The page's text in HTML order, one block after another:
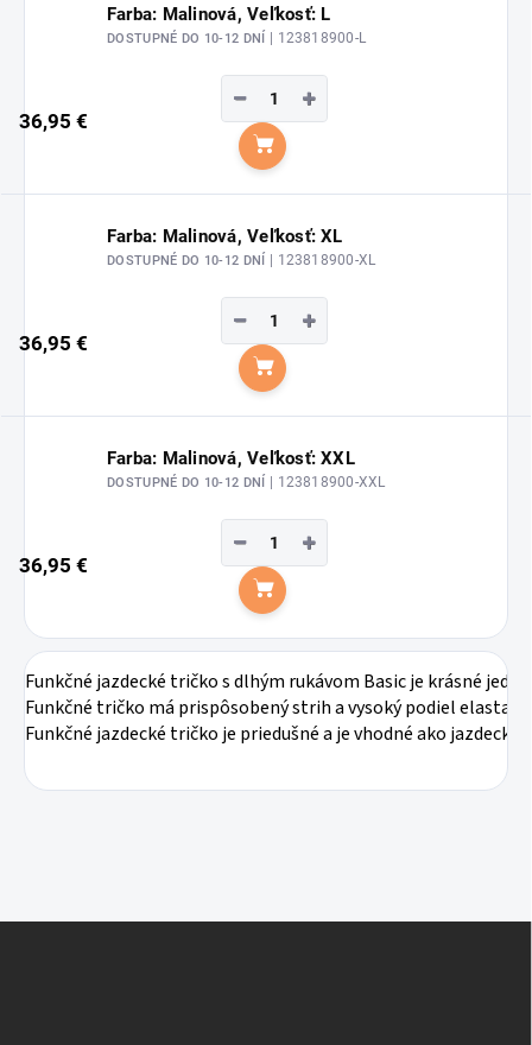
Farba: Malinová, Veľkosť: L
DOSTUPNÉ DO 10-12 DNÍ | 123818900-L
36,95 €
+
−
Do košíka
Farba: Malinová, Veľkosť: XL
DOSTUPNÉ DO 10-12 DNÍ | 123818900-XL
36,95 €
+
−
Do košíka
Farba: Malinová, Veľkosť: XXL
DOSTUPNÉ DO 10-12 DNÍ | 123818900-XXL
36,95 €
+
−
Do košíka
Funkčné jazdecké tričko s dlhým rukávom Basic je krásné
Funkčné tričko má prispôsobený strih a vysoký podiel
Funkčné jazdecké tričko je priedušné a je vhodné ako